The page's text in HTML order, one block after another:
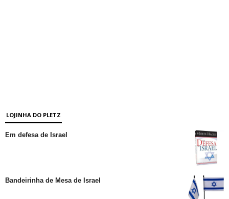
LOJINHA DO PLETZ
Em defesa de Israel
Bandeirinha de Mesa de Israel